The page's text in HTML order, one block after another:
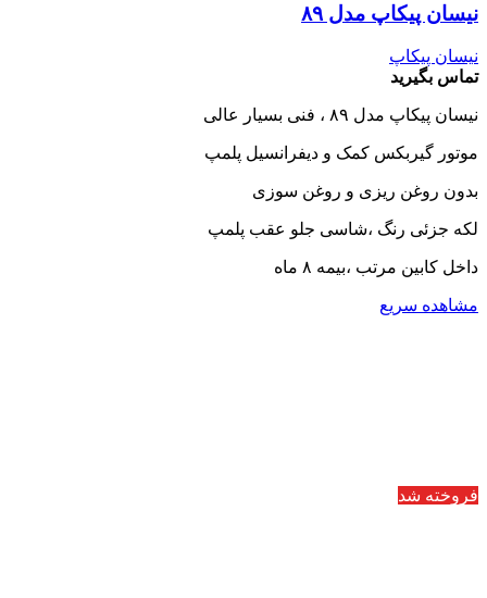
نیسان پیکاپ مدل ۸۹
نیسان پیکاپ
تماس بگیرید
نیسان پیکاپ مدل ۸۹ ، فنی بسیار عالی
موتور گیربکس کمک و دیفرانسیل پلمپ
بدون روغن ریزی و روغن سوزی
لکه جزئی رنگ ،شاسی جلو عقب پلمپ
داخل کابین مرتب ،بیمه ۸ ماه
مشاهده سریع
فروخته شد